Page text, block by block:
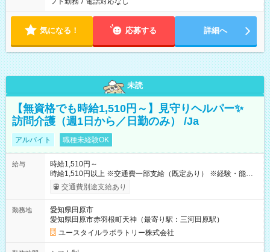
気になる！ 応募する 詳細へ
未読
【無資格でも時給1,510円～】見守りヘルパー✨
訪問介護（週1日から／日勤のみ） /Ja
アルバイト 職種未経験OK
給与
時給1,510円～
時給1,510円以上 ※交通費一部支給（既定あり） ※経験・能力を
考慮して決定します 【収入例】 週1回勤務の場合：1,510円×8時
間×4回=4万8,320円 週3回勤務の場合：1,510円×8時間×12回
1,600円 【試用期間】試用期間あり 試用期間の長さ：2ヶ月
※ 雇用形態と給与に、本採用時と異なる部分があります。 雇用
形態：本採用時と同じです。 給与：時給 1,140円以上
交通費別途支給あり
勤務地
愛知県田原市
愛知県田原市赤羽根町天神（最寄り駅：三河田原駅）
ユースタイルラボラトリー株式会社